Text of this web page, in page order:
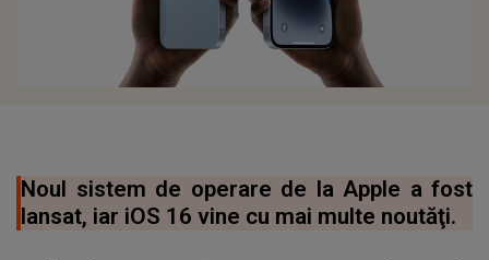
Noul sistem de operare de la Apple a fost
lansat, iar iOS 16 vine cu mai multe noutăţi.